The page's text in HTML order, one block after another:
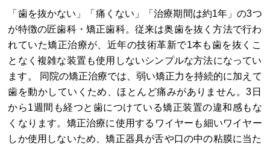
「歯を抜かない」「痛くない」「治療期間は約1年」の3つ
が特徴の匠歯科・矯正歯科。従来は奥歯を抜く方法で行わ
れていた矯正治療が、近年の技術革新で1本も歯を抜くこ
となく複雑な装置も使用しないシンプルな方法になってい
ます。 同院の矯正治療では、弱い矯正力を持続的に加えて
歯を動かしていくため、ほとんど痛みがありません。3日
から1週間も経つと歯につけている矯正装置の違和感もな
くなります。矯正治療に使用するワイヤーも細いワイヤー
しか使用しないため、矯正器具が舌や口の中の粘膜に当た